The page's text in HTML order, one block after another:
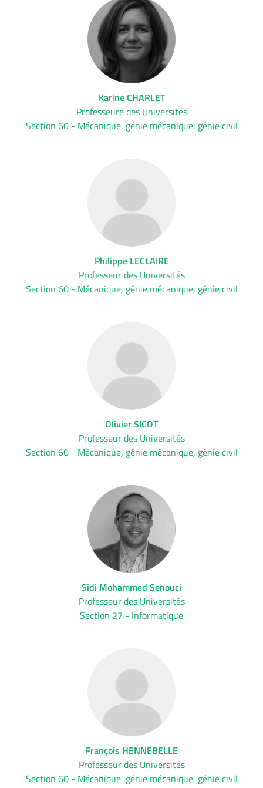
Karine CHARLET
Professeure des Universités
Section 60 - Mécanique, génie mécanique, génie civil
Philippe LECLAIRE
Professeur des Universités
Section 60 - Mécanique, génie mécanique, génie civil
Olivier SICOT
Professeur des Universités
Section 60 - Mécanique, génie mécanique, génie civil
Sidi Mohammed Senouci
Professeur des Universités
Section 27 - Informatique
François HENNEBELLE
Professeur des Universités
Section 60 - Mécanique, génie mécanique, génie civil